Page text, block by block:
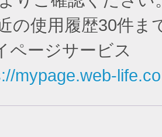
の使用履歴30件ま
ページサービス
mypage.web-